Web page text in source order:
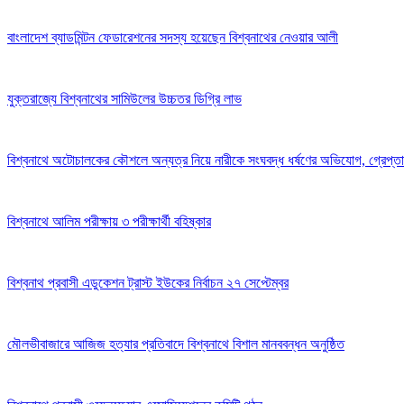
​বাংলাদেশ ব্যাডমিন্টন ফেডারেশনের সদস্য হয়েছেন বিশ্বনাথের নেওয়ার আলী
যুক্তরাজ্যে বিশ্বনাথের সামিউলের উচ্চতর ডিগ্রি লাভ
বিশ্বনাথে অটোচালকের কৌশলে অন্যত্র নিয়ে নারীকে সংঘবদ্ধ ধর্ষণের অভিযোগ,
বিশ্বনাথে আলিম পরীক্ষায় ৩ পরীক্ষার্থী বহিষ্কার
বিশ্বনাথ প্রবাসী এডুকেশন ট্রাস্ট ইউকের নির্বাচন ২৭ সেপ্টেম্বর
মৌলভীবাজারে আজিজ হত্যার প্রতিবাদে বিশ্বনাথে বিশাল মানববন্ধন অনুষ্ঠিত